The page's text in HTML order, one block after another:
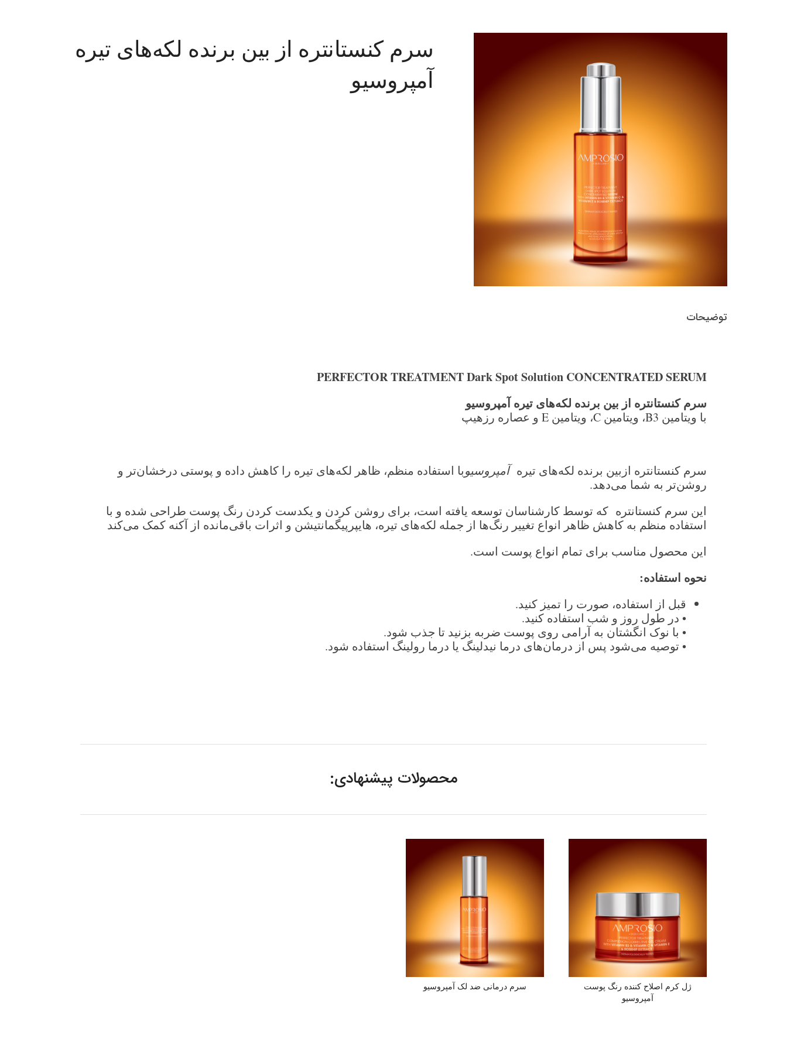
سرم کنستانتره از بین برنده لکه‌های تیره
آمپروسیو
توضیحات
PERFECTOR TREATMENT Dark Spot Solution CONCENTRATED SERUM
سرم کنستانتره از بین برنده لکه‌های تیره آمپروسیو
با ویتامین B3، ویتامین C، ویتامین E و عصاره رزهیپ
سرم کنستانتره ازبین برنده لکه‌های تیره آمپروسیوبا استفاده منظم، ظاهر لکه‌های تیره را کاهش داده و پوستی درخشان‌تر و
روشن‌تر به شما می‌دهد.
این سرم کنستانتره که توسط کارشناسان توسعه یافته است، برای روشن کردن و یکدست کردن رنگ پوست طراحی شده و با
استفاده منظم به کاهش ظاهر انواع تغییر رنگ‌ها از جمله لکه‌های تیره، هایپرپیگمانتیشن و اثرات باقی‌مانده از آکنه کمک می‌کند
این محصول مناسب برای تمام انواع پوست است.
نحوه استفاده:
قبل از استفاده، صورت را تمیز کنید.
• در طول روز و شب استفاده کنید.
• با نوک انگشتان به آرامی روی پوست ضربه بزنید تا جذب شود.
• توصیه می‌شود پس از درمان‌های درما نیدلینگ یا درما رولینگ استفاده شود.
محصولات پیشنهادی:
ژل کرم اصلاح کننده رنگ پوست
آمپروسیو
سرم درمانی ضد لک آمپروسیو